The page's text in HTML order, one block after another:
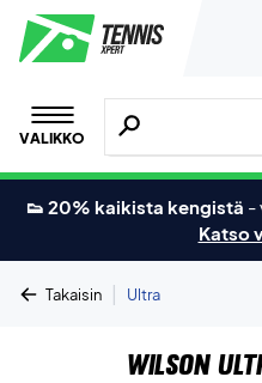
VALIKKO
Hae tuotteita,
👟 20% kaikista kengistä -
Katso
Takaisin | Ultra
Wilson